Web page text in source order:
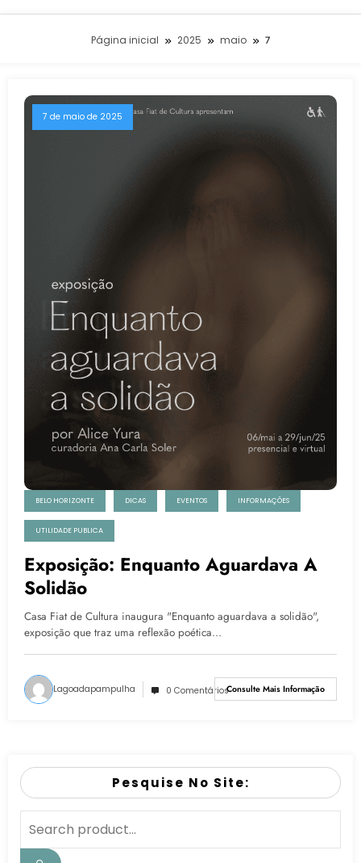
Página inicial 2025 maio 7
7 de maio de 2025
BELO HORIZONTE DICAS EVENTOS INFORMAÇÕES
UTILIDADE PUBLICA
Exposição: Enquanto Aguardava A
Solidão
Casa Fiat de Cultura inaugura "Enquanto aguardava a solidão",
exposição que traz uma reflexão poética…
Lagoadapampulha 0 ComentáriosConsulte Mais Informação
Pesquise No Site: